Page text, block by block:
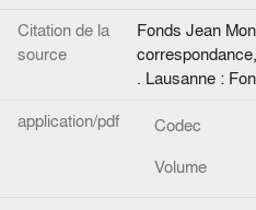
Citation de la
source
Fonds Jean
. Lausanne :
application/pdf
Codec
Volume